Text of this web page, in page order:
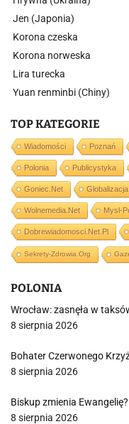
Jen (Japonia)
Korona czeska
Korona norweska
Lira turecka
Yuan renminbi (Chiny)
TOP KATEGORIE
Wiadomości Poznań
Polonia Publicystyka
Goniec.net Globalizacja
Wolnemedia.net Mysl-
Dobrewiadomosci.net.pl
Sekrety-Zdrowia.org
POLONIA
Wrocław: zasnęła w
8 sierpnia 2026
Bohater Czerwonego
8 sierpnia 2026
Biskup zmienia
8 sierpnia 2026